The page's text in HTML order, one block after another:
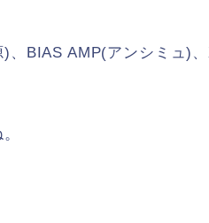
BIAS AMP(アンシミュ)